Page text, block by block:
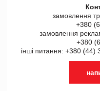
замовлення
+380
замовлення
+380
інші питання: +380